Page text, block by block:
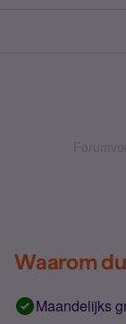
Waarom
Maandelijks